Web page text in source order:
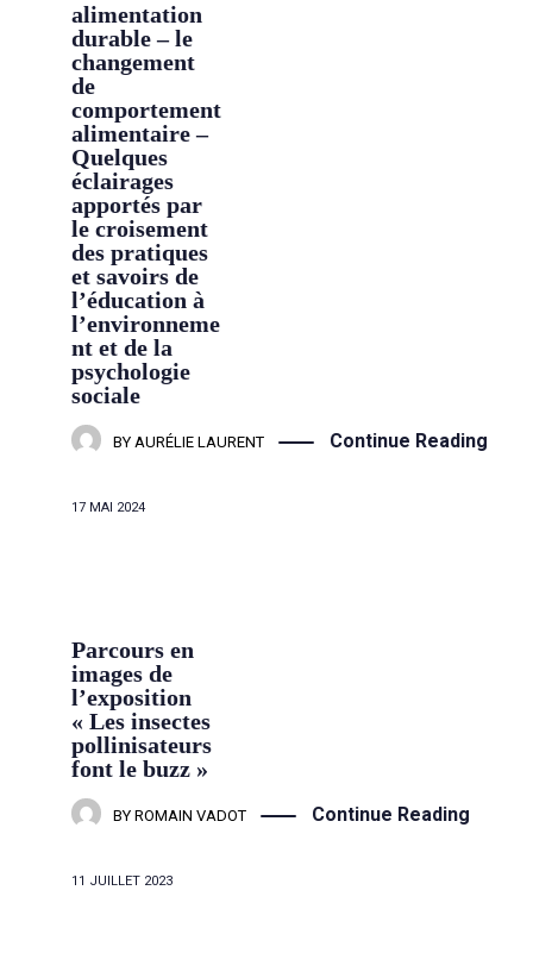
alimentation
durable – le
changement
de
comportement
alimentaire –
Quelques
éclairages
apportés par
le croisement
des pratiques
et savoirs de
l’éducation à
l’environneme
nt et de la
psychologie
sociale
BY AURÉLIE LAURENT Continue Reading
17 MAI 2024
Parcours en
images de
l’exposition
« Les insectes
pollinisateurs
font le buzz »
BY ROMAIN VADOT Continue Reading
11 JUILLET 2023